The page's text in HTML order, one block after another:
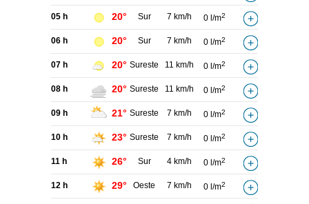
05 h 20° Sur 7 km/h 0 l/m2
06 h 20° Sur 7 km/h 0 l/m2
07 h 20° Sureste 11 km/h 0 l/m2
08 h 20° Sureste 11 km/h 0 l/m2
09 h 21° Sureste 7 km/h 0 l/m2
10 h 23° Sureste 7 km/h 0 l/m2
11 h 26° Sur 4 km/h 0 l/m2
12 h 29° Oeste 7 km/h 0 l/m2